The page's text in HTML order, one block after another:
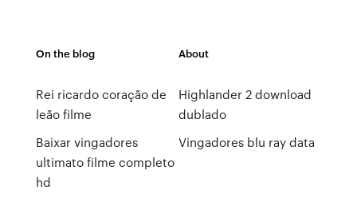
On the blog
Rei ricardo coração de
leão filme
Baixar vingadores
ultimato filme completo
hd
About
Highlander 2 download
dublado
Vingadores blu ray data